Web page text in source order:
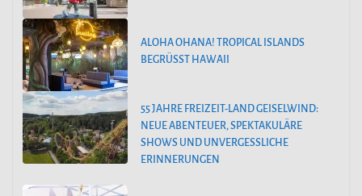
ALOHA OHANA! TROPICAL ISLANDS
BEGRÜSST HAWAII
55 JAHRE FREIZEIT-LAND GEISELWIND:
NEUE ABENTEUER, SPEKTAKULÄRE
SHOWS UND UNVERGESSLICHE
ERINNERUNGEN